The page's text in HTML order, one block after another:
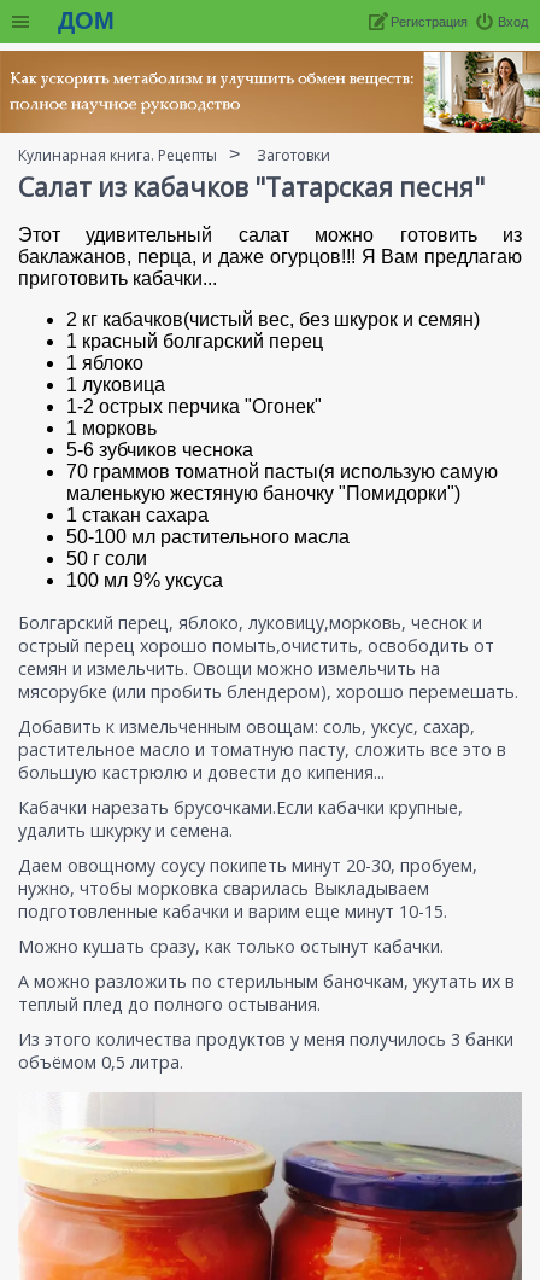
ДОМ Вход
Регистрация
Кулинарная книга. Рецепты Заготовки
Салат из кабачков "Татарская песня"
Этот удивительный салат можно готовить из
баклажанов, перца, и даже огурцов!!! Я Вам предлагаю
приготовить кабачки...
2 кг кабачков(чистый вес, без шкурок и семян)
1 красный болгарский перец
1 яблоко
1 луковица
1-2 острых перчика "Огонек"
1 морковь
5-6 зубчиков чеснока
70 граммов томатной пасты(я использую самую
маленькую жестяную баночку "Помидорки")
1 стакан сахара
50-100 мл растительного масла
50 г соли
100 мл 9% уксуса
Болгарский перец, яблоко, луковицу,морковь, чеснок и
острый перец хорошо помыть,очистить, освободить от
семян и измельчить. Овощи можно измельчить на
мясорубке (или пробить блендером), хорошо перемешать.
Добавить к измельченным овощам: соль, уксус, сахар,
растительное масло и томатную пасту, сложить все это в
большую кастрюлю и довести до кипения...
Кабачки нарезать брусочками.Если кабачки крупные,
удалить шкурку и семена.
Даем овощному соусу покипеть минут 20-30, пробуем,
нужно, чтобы морковка сварилась Выкладываем
подготовленные кабачки и варим еще минут 10-15.
Можно кушать сразу, как только остынут кабачки.
А можно разложить по стерильным баночкам, укутать их в
теплый плед до полного остывания.
Из этого количества продуктов у меня получилось 3 банки
объёмом 0,5 литра.